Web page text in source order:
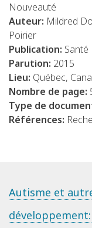
Nouveauté
Auteur: Mildred
Poirier
Publication: Santé
Parution: 2015
Lieu: Québec,
Nombre de page:
Type de
Références:
Autisme et